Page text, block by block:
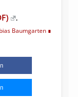
.
Baumgarten